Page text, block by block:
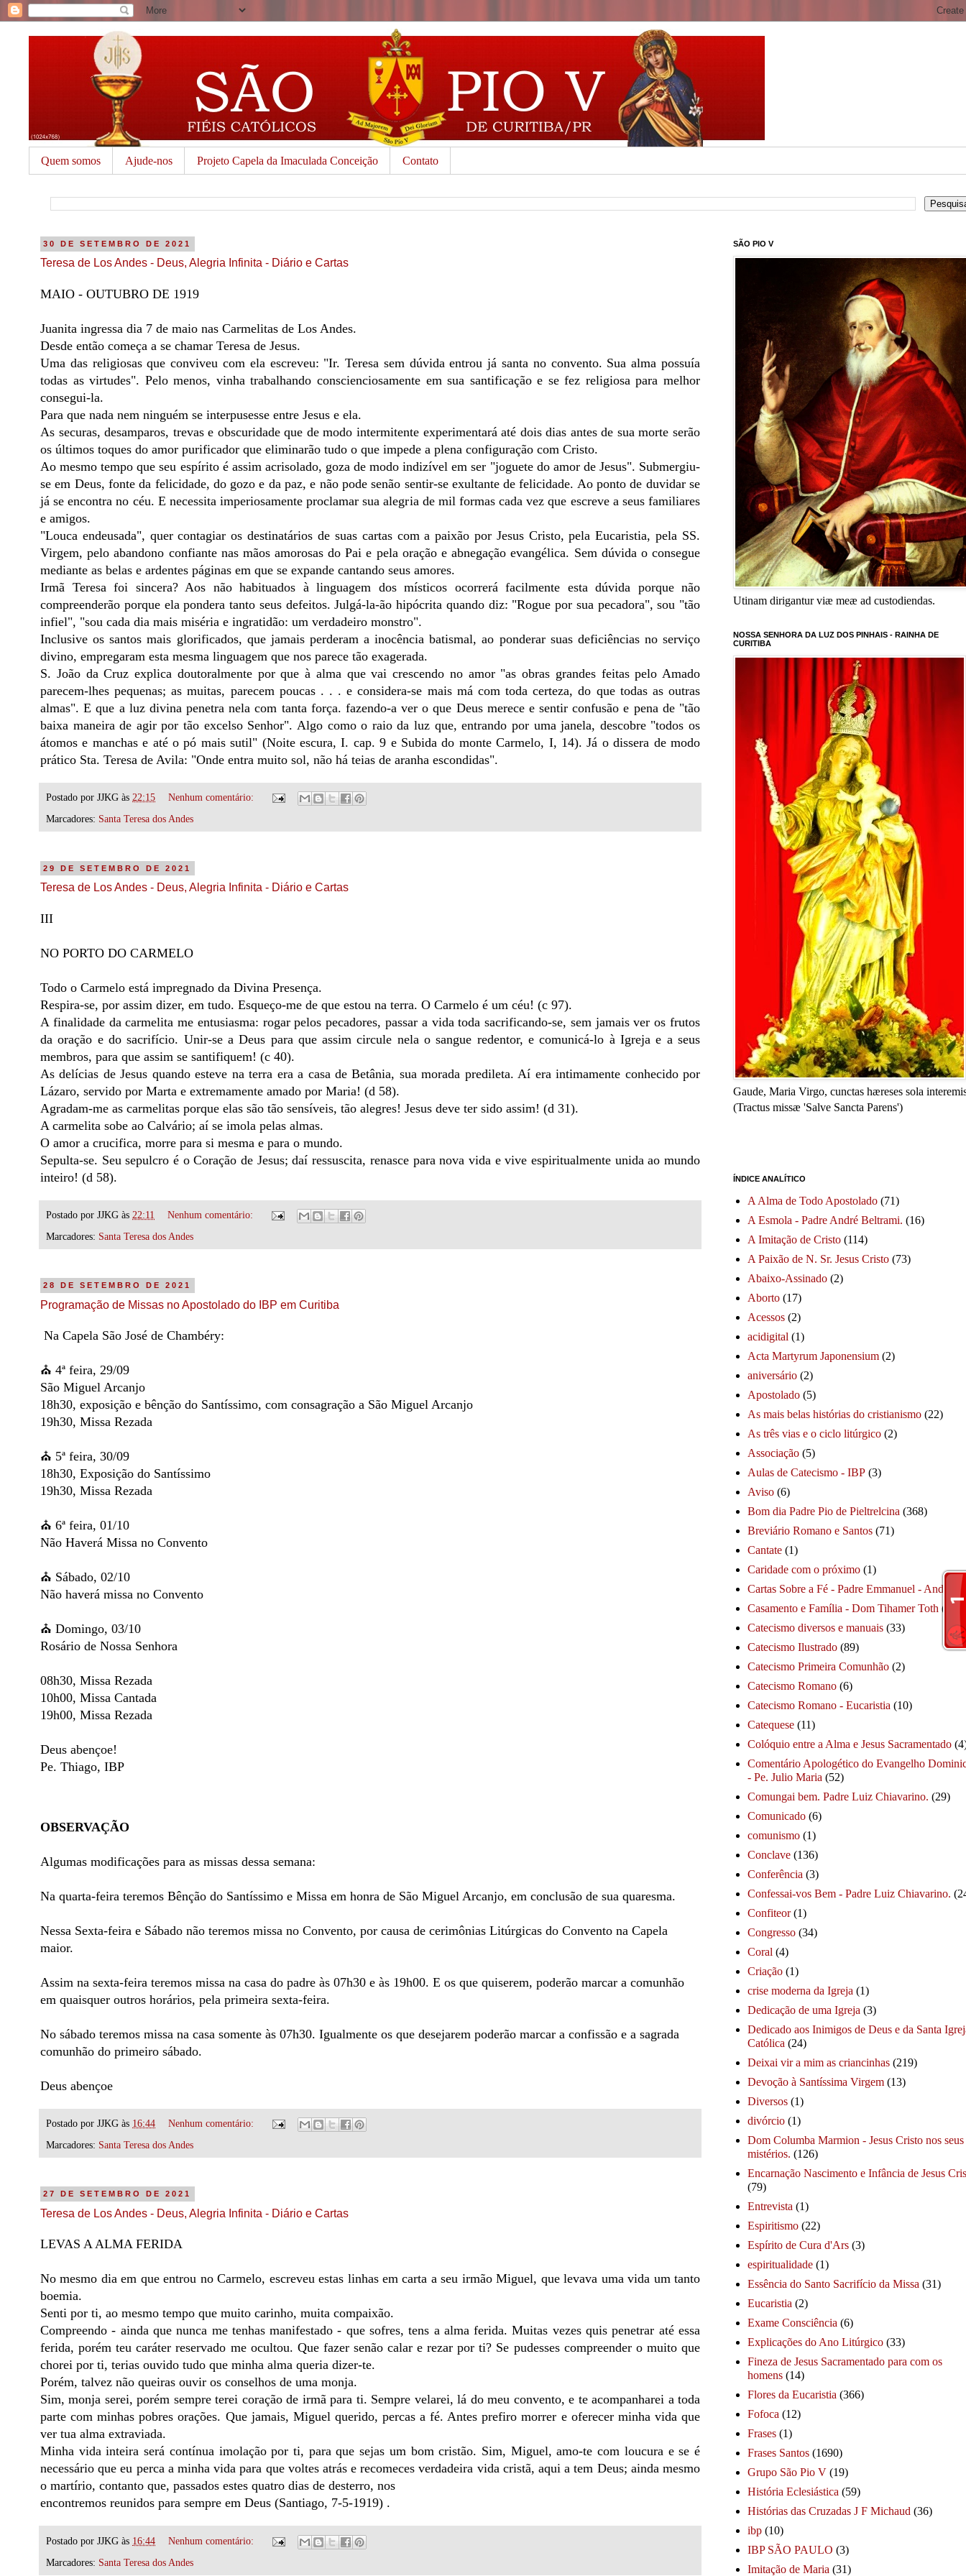
Quem somos Ajude-nos Projeto Capela da Imaculada Conceição Contato
30 DE SETEMBRO DE 2021
Teresa de Los Andes - Deus, Alegria Infinita - Diário e Cartas
MAIO - OUTUBRO DE 1919
Juanita ingressa dia 7 de maio nas Carmelitas de Los Andes.
Desde então começa a se chamar Teresa de Jesus.
Uma das religiosas que conviveu com ela escreveu: "Ir. Teresa sem dúvida entrou já santa no convento. Sua alma possuía
todas as virtudes". Pelo menos, vinha trabalhando conscienciosamente em sua santificação e se fez religiosa para melhor
consegui-la.
Para que nada nem ninguém se interpusesse entre Jesus e ela.
As securas, desamparos, trevas e obscuridade que de modo intermitente experimentará até dois dias antes de sua morte serão
os últimos toques do amor purificador que eliminarão tudo o que impede a plena configuração com Cristo.
Ao mesmo tempo que seu espírito é assim acrisolado, goza de modo indizível em ser "joguete do amor de Jesus". Submergiu-
se em Deus, fonte da felicidade, do gozo e da paz, e não pode senão sentir-se exultante de felicidade. Ao ponto de duvidar se
já se encontra no céu. E necessita imperiosamente proclamar sua alegria de mil formas cada vez que escreve a seus familiares
e amigos.
"Louca endeusada", quer contagiar os destinatários de suas cartas com a paixão por Jesus Cristo, pela Eucaristia, pela SS.
Virgem, pelo abandono confiante nas mãos amorosas do Pai e pela oração e abnegação evangélica. Sem dúvida o consegue
mediante as belas e ardentes páginas em que se expande cantando seus amores.
Irmã Teresa foi sincera? Aos não habituados à linguagem dos místicos ocorrerá facilmente esta dúvida porque não
compreenderão porque ela pondera tanto seus defeitos. Julgá-la-ão hipócrita quando diz: "Rogue por sua pecadora", sou "tão
infiel", "sou cada dia mais miséria e ingratidão: um verdadeiro monstro".
Inclusive os santos mais glorificados, que jamais perderam a inocência batismal, ao ponderar suas deficiências no serviço
divino, empregaram esta mesma linguagem que nos parece tão exagerada.
S. João da Cruz explica doutoralmente por que à alma que vai crescendo no amor "as obras grandes feitas pelo Amado
parecem-lhes pequenas; as muitas, parecem poucas . . . e considera-se mais má com toda certeza, do que todas as outras
almas". E que a luz divina penetra nela com tanta força. fazendo-a ver o que Deus merece e sentir confusão e pena de "tão
baixa maneira de agir por tão excelso Senhor". Algo como o raio da luz que, entrando por uma janela, descobre "todos os
átomos e manchas e até o pó mais sutil" (Noite escura, I. cap. 9 e Subida do monte Carmelo, I, 14). Já o dissera de modo
prático Sta. Teresa de Avila: "Onde entra muito sol, não há teias de aranha escondidas".
Postado por JJKG às 22:15
Nenhum comentário:
Marcadores: Santa Teresa dos Andes
29 DE SETEMBRO DE 2021
Teresa de Los Andes - Deus, Alegria Infinita - Diário e Cartas
III
NO PORTO DO CARMELO
Todo o Carmelo está impregnado da Divina Presença.
Respira-se, por assim dizer, em tudo. Esqueço-me de que estou na terra. O Carmelo é um céu! (c 97).
A finalidade da carmelita me entusiasma: rogar pelos pecadores, passar a vida toda sacrificando-se, sem jamais ver os frutos
da oração e do sacrifício. Unir-se a Deus para que assim circule nela o sangue redentor, e comunicá-lo à Igreja e a seus
membros, para que assim se santifiquem! (c 40).
As delícias de Jesus quando esteve na terra era a casa de Betânia, sua morada predileta. Aí era intimamente conhecido por
Lázaro, servido por Marta e extremamente amado por Maria! (d 58).
Agradam-me as carmelitas porque elas são tão sensíveis, tão alegres! Jesus deve ter sido assim! (d 31).
A carmelita sobe ao Calvário; aí se imola pelas almas.
O amor a crucifica, morre para si mesma e para o mundo.
Sepulta-se. Seu sepulcro é o Coração de Jesus; daí ressuscita, renasce para nova vida e vive espiritualmente unida ao mundo
inteiro! (d 58).
Postado por JJKG às 22:11
Nenhum comentário:
Marcadores: Santa Teresa dos Andes
28 DE SETEMBRO DE 2021
Programação de Missas no Apostolado do IBP em Curitiba
Na Capela São José de Chambéry:
⛪️ 4ª feira, 29/09
São Miguel Arcanjo
18h30, exposição e bênção do Santíssimo, com consagração a São Miguel Arcanjo
19h30, Missa Rezada
⛪️ 5ª feira, 30/09
18h30, Exposição do Santíssimo
19h30, Missa Rezada
⛪️ 6ª feira, 01/10
Não Haverá Missa no Convento
⛪️ Sábado, 02/10
Não haverá missa no Convento
⛪️ Domingo, 03/10
Rosário de Nossa Senhora
08h30, Missa Rezada
10h00, Missa Cantada
19h00, Missa Rezada
Deus abençoe!
Pe. Thiago, IBP
OBSERVAÇÃO
Algumas modificações para as missas dessa semana:
Na quarta-feira teremos Bênção do Santíssimo e Missa em honra de São Miguel Arcanjo, em conclusão de sua quaresma.
Nessa Sexta-feira e Sábado não teremos missa no Convento, por causa de cerimônias Litúrgicas do Convento na Capela
maior.
Assim na sexta-feira teremos missa na casa do padre às 07h30 e às 19h00. E os que quiserem, poderão marcar a comunhão
em quaisquer outros horários, pela primeira sexta-feira.
No sábado teremos missa na casa somente às 07h30. Igualmente os que desejarem poderão marcar a confissão e a sagrada
comunhão do primeiro sábado.
Deus abençoe
Postado por JJKG às 16:44
Nenhum comentário:
Marcadores: Santa Teresa dos Andes
27 DE SETEMBRO DE 2021
Teresa de Los Andes - Deus, Alegria Infinita - Diário e Cartas
LEVAS A ALMA FERIDA
No mesmo dia em que entrou no Carmelo, escreveu estas linhas em carta a seu irmão Miguel, que levava uma vida um tanto
boemia.
Senti por ti, ao mesmo tempo que muito carinho, muita compaixão.
Compreendo - ainda que nunca me tenhas manifestado - que sofres, tens a alma ferida. Muitas vezes quis penetrar até essa
ferida, porém teu caráter reservado me ocultou. Que fazer senão calar e rezar por ti? Se pudesses compreender o muito que
chorei por ti, terias ouvido tudo que minha alma queria dizer-te.
Porém, talvez não queiras ouvir os conselhos de uma monja.
Sim, monja serei, porém sempre terei coração de irmã para ti. Sempre velarei, lá do meu convento, e te acompanharei a toda
parte com minhas pobres orações. Que jamais, Miguel querido, percas a fé. Antes prefiro morrer e oferecer minha vida que
ver tua alma extraviada.
Minha vida inteira será contínua imolação por ti, para que sejas um bom cristão. Sim, Miguel, amo-te com loucura e se é
necessário que eu perca a minha vida para que voltes atrás e reco­meces verdadeira vida cristã, aqui a tem Deus; ainda mesmo
o martírio, contanto que, passados estes quatro dias de desterro, nos
encontremos reunidos para sempre em Deus (Santiago, 7-5-1919) .
Postado por JJKG às 16:44
Nenhum comentário:
Marcadores: Santa Teresa dos Andes
SÃO PIO V
Utinam dirigantur viæ meæ ad custodiendas.
NOSSA SENHORA DA LUZ DOS PINHAIS - RAINHA DE
CURITIBA
Gaude, Maria Virgo, cunctas hæreses sola
(Tractus missæ 'Salve Sancta Parens')
ÍNDICE ANALÍTICO
A Alma de Todo Apostolado (71)
A Esmola - Padre André Beltrami. (16)
A Imitação de Cristo (114)
A Paixão de N. Sr. Jesus Cristo (73)
Abaixo-Assinado (2)
Aborto (17)
Acessos (2)
acidigital (1)
Acta Martyrum Japonensium (2)
aniversário (2)
Apostolado (5)
As mais belas histórias do cristianismo (22)
As três vias e o ciclo litúrgico (2)
Associação (5)
Aulas de Catecismo - IBP (3)
Aviso (6)
Bom dia Padre Pio de Pieltrelcina (368)
Breviário Romano e Santos (71)
Cantate (1)
Caridade com o próximo (1)
Cartas Sobre a Fé - Padre Emmanuel - André
Casamento e Família - Dom Tihamer Toth (115)
Catecismo diversos e manuais (33)
Catecismo Ilustrado (89)
Catecismo Primeira Comunhão (2)
Catecismo Romano (6)
Catecismo Romano - Eucaristia (10)
Catequese (11)
Colóquio entre a Alma e Jesus Sacramentado
Comentário Apologético do Evangelho
- Pe. Julio Maria (52)
Comungai bem. Padre Luiz Chiavarino. (29)
Comunicado (6)
comunismo (1)
Conclave (136)
Conferência (3)
Confessai-vos Bem - Padre Luiz Chiavarino.
Confiteor (1)
Congresso (34)
Coral (4)
Criação (1)
crise moderna da Igreja (1)
Dedicação de uma Igreja (3)
Dedicado aos Inimigos de Deus e da Santa
Católica (24)
Deixai vir a mim as criancinhas (219)
Devoção à Santíssima Virgem (13)
Diversos (1)
divórcio (1)
Dom Columba Marmion - Jesus Cristo nos seus
mistérios. (126)
Encarnação Nascimento e Infância de Jesus
(79)
Entrevista (1)
Espiritismo (22)
Espírito de Cura d'Ars (3)
espiritualidade (1)
Essência do Santo Sacrifício da Missa (31)
Eucaristia (2)
Exame Consciência (6)
Explicações do Ano Litúrgico (33)
Fineza de Jesus Sacramentado para com os
homens (14)
Flores da Eucaristia (366)
Fofoca (12)
Frases (1)
Frases Santos (1690)
Grupo São Pio V (19)
História Eclesiástica (59)
Histórias das Cruzadas J F Michaud (36)
ibp (10)
IBP SÃO PAULO (3)
Imitação de Maria (31)